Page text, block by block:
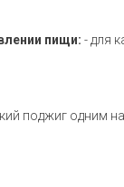
пищи: - для
поджиг одним